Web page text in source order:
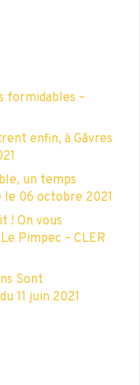
formidables –
enfin, à Gâvres
un temps
le 06 octobre 2021
! On vous
Pimpec – CLER
Sont
11 juin 2021